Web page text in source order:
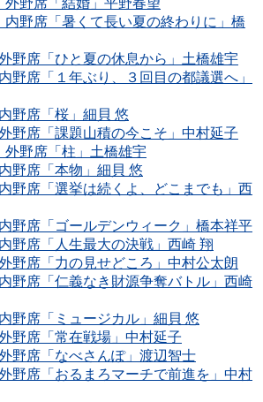
内野席「暑くて長い夏の終わりに」橋
野席「ひと夏の休息から」土橋雄宇
野席「１年ぶり、３回目の都議選へ」
野席「桜」細貝 悠
野席「課題山積の今こそ」中村延子
外野席「柱」土橋雄宇
野席「本物」細貝 悠
野席「選挙は続くよ、どこまでも」西
野席「ゴールデンウィーク」橋本祥平
野席「人生最大の決戦」西崎 翔
野席「力の見せどころ」中村公太朗
野席「仁義なき財源争奪バトル」西崎
野席「ミュージカル」細貝 悠
野席「常在戦場」中村延子
野席「なべさんぽ」渡辺智士
野席「おるまろマーチで前進を」中村